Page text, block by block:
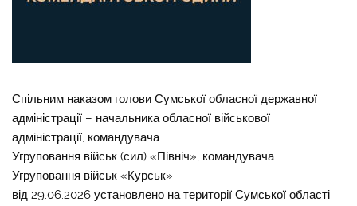
Спільним наказом голови Сумської обласної державної
адміністрації – начальника обласної військової
адміністрації, командувача
Угруповання військ (сил) «Північ», командувача
Угруповання військ «Курськ»
від 29.06.2026 установлено на території Сумської області